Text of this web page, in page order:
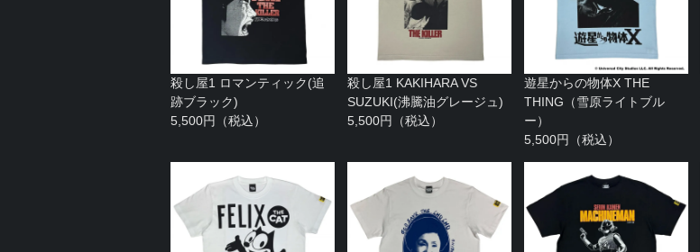
殺し屋1 ロマンティック(追
跡ブラック)
5,500円（税込）
殺し屋1 KAKIHARA VS
SUZUKI(沸騰油グレージュ)
5,500円（税込）
遊星からの物体X THE
THING（雪原ライトブル
ー）
5,500円（税込）